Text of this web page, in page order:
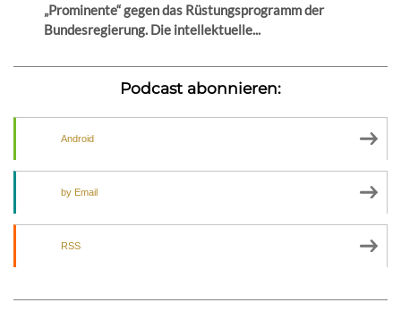
„Prominente“ gegen das Rüstungsprogramm der
Bundesregierung. Die intellektuelle...
Podcast abonnieren:
Android
by Email
RSS